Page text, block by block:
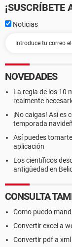
¡SUSCRÍBETE
Noticias
NOVEDADES
La regla de los 10
realmente
¡No caigas! Así es
temporada
Así puedes
aplicación
Los científicos
antigüedad en
CONSULTA
Como puedo
Convertir excel a
Convertir pdf a